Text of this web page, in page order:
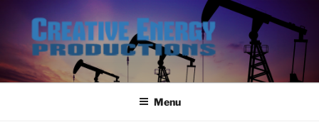
content
Menu